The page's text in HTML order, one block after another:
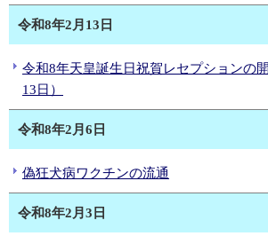
令和8年2月13日
令和8年天皇誕生日祝賀レセプションの
13日）
令和8年2月6日
偽狂犬病ワクチンの流通
令和8年2月3日